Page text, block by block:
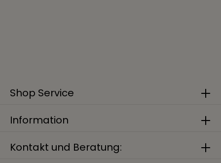
Kontakt und Beratung:
Shop Service
Information